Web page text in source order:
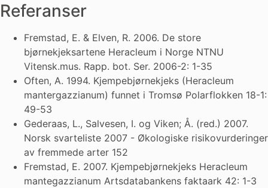
Referanser
Fremstad, E. & Elven, R. 2006. De store
bjørnekjeksartene Heracleum i Norge NTNU
Vitensk.mus. Rapp. bot. Ser. 2006-2: 1-35
Often, A. 1994. Kjempebjørnekjeks (Heracleum
mantergazzianum) funnet i Tromsø Polarflokken 18-1:
49-53
Gederaas, L., Salvesen, I. og Viken; Å. (red.) 2007.
Norsk svarteliste 2007 - Økologiske risikovurderinger
av fremmede arter 152
Fremstad, E. 2007. Kjempebjørnekjeks Heracleum
mantegazzianum Artsdatabankens faktaark 42: 1-3